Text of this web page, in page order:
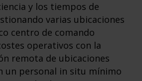
y los tiempos de
varias ubicaciones
centro de comando
operativos con la
remota de ubicaciones
un personal in situ mínimo